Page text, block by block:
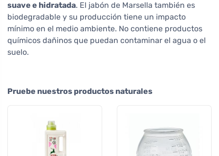
suave e hidratada. El jabón de Marsella también es
biodegradable y su producción tiene un impacto
mínimo en el medio ambiente. No contiene productos
químicos dañinos que puedan contaminar el agua o el
suelo.
Pruebe nuestros productos naturales